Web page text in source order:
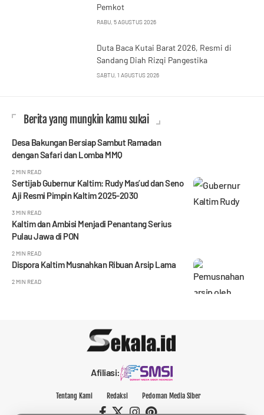
Pemkot
RABU, 5 AGUSTUS 2026
Duta Baca Kutai Barat 2026, Resmi di
Sandang Diah Rizqi Pangestika
SABTU, 1 AGUSTUS 2026
Berita yang mungkin kamu sukai
Desa Bakungan Bersiap Sambut Ramadan
dengan Safari dan Lomba MMQ
2 MIN READ
Sertijab Gubernur Kaltim: Rudy Mas’ud dan Seno
Aji Resmi Pimpin Kaltim 2025-2030
3 MIN READ
Kaltim dan Ambisi Menjadi Penantang Serius
Pulau Jawa di PON
2 MIN READ
Dispora Kaltim Musnahkan Ribuan Arsip Lama
2 MIN READ
Afiliasi:
Tentang Kami Redaksi Pedoman Media Siber